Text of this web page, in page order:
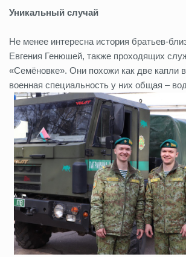
Уникальный случай
Не менее интересна история братьев-
Евгения Генюшей, также проходящих
«Семёновке». Они похожи как две капли
военная специальность у них общая –